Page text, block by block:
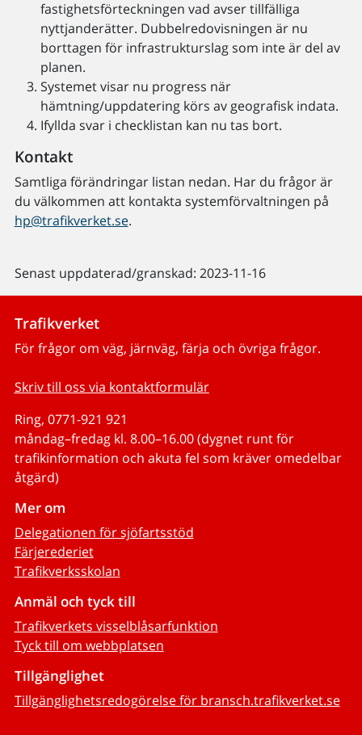
fastighetsförteckningen vad avser tillfälliga
nyttjanderätter. Dubbelredovisningen är nu
borttagen för infrastrukturslag som inte är del av
planen.
Systemet visar nu progress när
hämtning/uppdatering körs av geografisk indata.
Ifyllda svar i checklistan kan nu tas bort.
Kontakt
Samtliga förändringar listan nedan. Har du frågor är
du välkommen att kontakta systemförvaltningen på
hp@trafikverket.se.
Senast uppdaterad/granskad: 2023-11-16
Trafikverket
För frågor om väg, järnväg, färja och övriga frågor.
Skriv till oss via kontaktformulär
Ring, 0771-921 921
måndag–fredag kl. 8.00–16.00 (dygnet runt för
trafikinformation och akuta fel som kräver omedelbar
åtgärd)
Mer om
Delegationen för sjöfartsstöd
Färjerederiet
Trafikverksskolan
Anmäl och tyck till
Trafikverkets visselblåsarfunktion
Tyck till om webbplatsen
Tillgänglighet
Tillgänglighetsredogörelse för bransch.trafikverket.se